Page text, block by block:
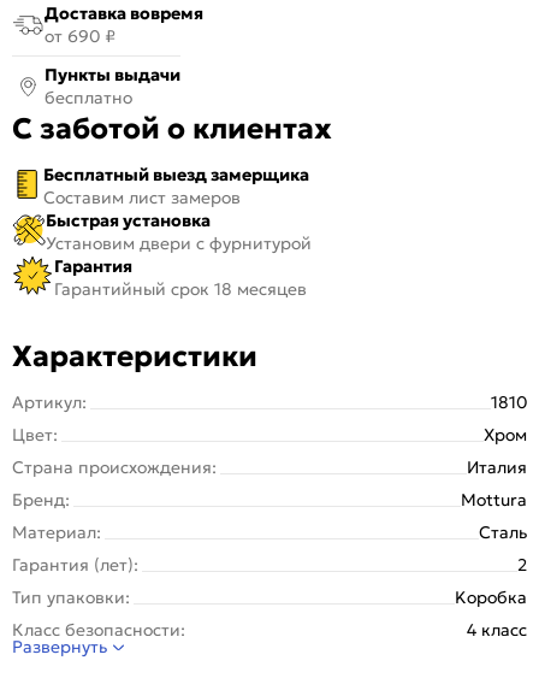
Доставка вовремя
от 690 ₽
Пункты выдачи
бесплатно
С заботой о клиентах
Бесплатный выезд замерщика
Составим лист замеров
Быстрая установка
Установим двери с фурнитурой
Гарантия
Гарантийный срок 18 месяцев
Характеристики
Артикул:
1810
Цвет:
Хром
Страна происхождения:
Италия
Бренд:
Mottura
Материал:
Сталь
Гарантия (лет):
2
Тип упаковки:
Kоробка
Класс безопасности:
4 класс
Отверстия под стяжки:
Развернуть